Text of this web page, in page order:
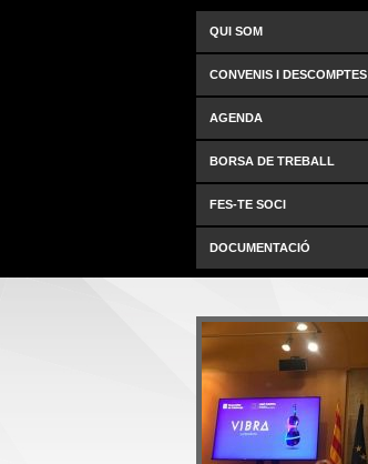
QUI SOM
CONVENIS I DESCOMPTES
AGENDA
BORSA DE TREBALL
FES-TE SOCI
DOCUMENTACIÓ